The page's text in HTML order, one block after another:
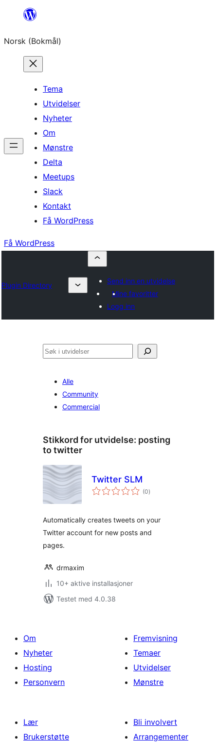
Hopp
innhold
Norsk (Bokmål)
Tema
Utvidelser
Nyheter
Om
Mønstre
Delta
Meetups
Slack
Kontakt
Få WordPress
Få WordPress
Plugin Directory
Send inn en utvidelse
Mine favoritter
Logg inn
Søk
Alle
Community
Commercial
Stikkord for utvidelse: posting
to twitter
Twitter SLM
(0totale
vurderinger
)
Automatically creates tweets on your
Twitter account for new posts and
pages.
drmaxim
10+ aktive installasjoner
Testet med 4.0.38
Om
Nyheter
Hosting
Personvern
Fremvisning
Temaer
Utvidelser
Mønstre
Lær
Brukerstøtte
Bli involvert
Arrangementer